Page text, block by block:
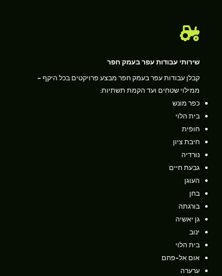

שירותי עבודות עפר בעמק חפר
קבלן עבודות עפר בעמק חפר מבצע פרויקטים בכל היקף –
ממילוי שטחים ועד הקמת תשתיות:
כפר מונש
בית הלוי
חופית
חיבת ציון
נורדיה
גבעת חיים
העוגן
בחן
בורגתה
גן יאשיה
ינוב
בית הלוי
אום אל-פחם
ערערה